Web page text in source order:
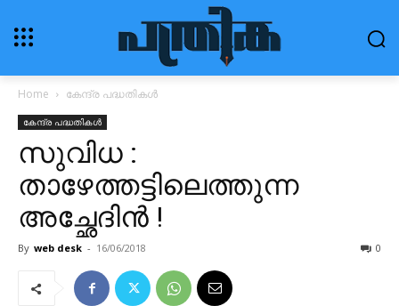
Home കേന്ദ്ര പദ്ധതികൾ
കേന്ദ്ര പദ്ധതികൾ
സുവിധ :
താഴേത്തട്ടിലെത്തുന്ന
അച്ഛേദിൻ !
By web desk - 16/06/2018 0